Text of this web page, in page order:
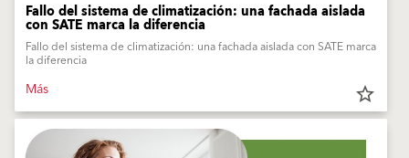
Fallo del sistema de climatización: una fachada aislada
con SATE marca la diferencia
Fallo del sistema de climatización: una fachada aislada con SATE marca
la diferencia
Más star_border